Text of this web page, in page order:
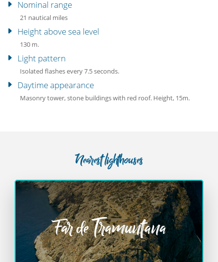
Nominal range
21 nautical miles
Height above sea level
130 m.
Light pattern
Isolated flashes every 7.5 seconds.
Daytime appearance
Masonry tower, stone buildings with red roof. Height, 15m.
Nearest lighthouses
Far de Tramuntana